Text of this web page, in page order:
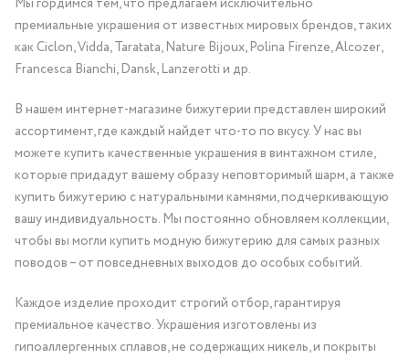
Мы гордимся тем, что предлагаем исключительно
премиальные украшения от известных мировых брендов, таких
как Ciclon, Vidda, Taratata, Nature Bijoux, Polina Firenze, Alcozer,
Francesca Bianchi, Dansk, Lanzerotti и др.
В нашем интернет-магазине бижутерии представлен широкий
ассортимент, где каждый найдет что-то по вкусу. У нас вы
можете купить качественные украшения в винтажном стиле,
которые придадут вашему образу неповторимый шарм, а также
купить бижутерию с натуральными камнями, подчеркивающую
вашу индивидуальность. Мы постоянно обновляем коллекции,
чтобы вы могли купить модную бижутерию для самых разных
поводов – от повседневных выходов до особых событий.
Каждое изделие проходит строгий отбор, гарантируя
премиальное качество. Украшения изготовлены из
гипоаллергенных сплавов, не содержащих никель, и покрыты